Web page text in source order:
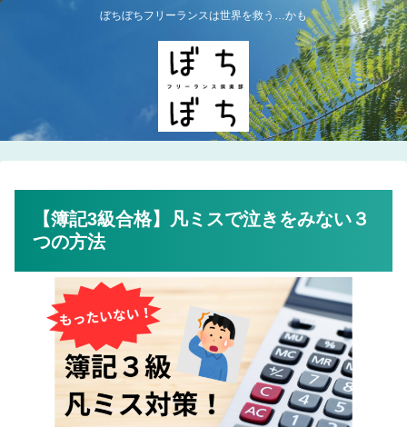
ぼちぼちフリーランスは世界を救う…かも
【簿記3級合格】凡ミスで泣きをみない３
つの方法